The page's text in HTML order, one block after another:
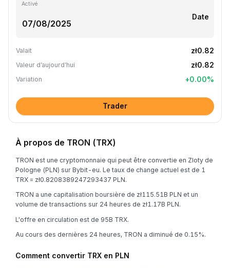
Activé
Date
Valait zł0.82
Valeur d’aujourd’hui zł0.82
Variation +0.00%
Trader
À propos de TRON (TRX)
TRON est une cryptomonnaie qui peut être convertie en Zloty de
Pologne (PLN) sur Bybit-eu. Le taux de change actuel est de 1
TRX = zł0.8208389247293437 PLN.
TRON a une capitalisation boursière de zł115.51B PLN et un
volume de transactions sur 24 heures de zł1.17B PLN.
L'offre en circulation est de 95B TRX.
Au cours des dernières 24 heures, TRON a diminué de 0.15%.
Comment convertir TRX en PLN